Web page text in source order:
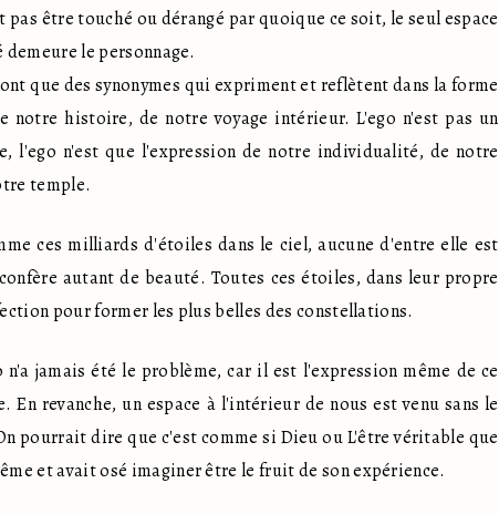
être touché ou dérangé par quoique ce soit, le seul espace
le personnage.
que des synonymes qui expriment et reflètent dans la forme
notre histoire, de notre voyage intérieur. L'ego n'est pas un
l'ego n'est que l'expression de notre individualité, de notre
temple.
ces milliards d'étoiles dans le ciel, aucune d'entre elle est
autant de beauté. Toutes ces étoiles, dans leur propre
pour former les plus belles des constellations.
jamais été le problème, car il est l'expression même de ce
En revanche, un espace à l'intérieur de nous est venu sans le
pourrait dire que c'est comme si Dieu ou L'être véritable que
et avait osé imaginer être le fruit de son expérience.